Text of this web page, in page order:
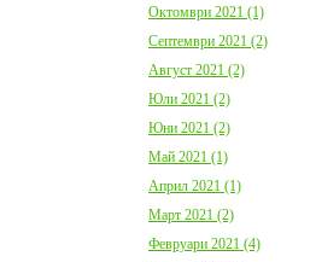
Октомври 2021 (1)
Септември 2021 (2)
Август 2021 (2)
Юли 2021 (2)
Юни 2021 (2)
Май 2021 (1)
Април 2021 (1)
Март 2021 (2)
Февруари 2021 (4)